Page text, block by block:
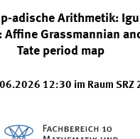
adische Arithmetik:
Affine Grassmannian
Tate period map
12:30 im Raum